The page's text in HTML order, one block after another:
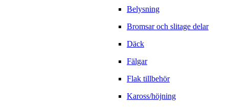
Belysning
Bromsar och slitage delar
Däck
Fälgar
Flak tillbehör
Kaross/höjning